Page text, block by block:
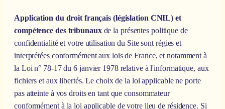
Application du droit français (législation CNIL) et
compétence des tribunauxde la présentes politique de
confidentialité et votre utilisation du Site sont régies et
interprétées conformément aux lois de France, et notamment à
la Loi n° 78-17 du 6 janvier 1978 relative à l'informatique, aux
fichiers et aux libertés. Le choix de la loi applicable ne porte
pas atteinte à vos droits en tant que consommateur
conformément à la loi applicable de votre lieu de résidence. Si